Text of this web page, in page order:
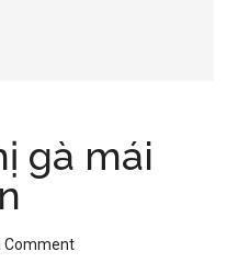
gà mái
Comment